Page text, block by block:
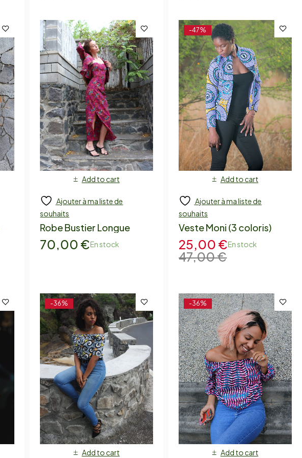
Add to cart
Ajouter à ma liste de
souhaits
Robe Bustier Longue
70,00 €En stock
-47%
Add to cart
Ajouter à ma liste de
souhaits
Veste Moni (3 coloris)
47,00€
25,00 €En stock
-36%
Add to cart
-36%
Add to cart